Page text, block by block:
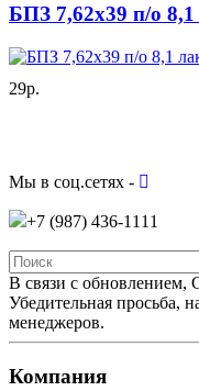
БПЗ 7,62х39 п/о
29р.
Мы в соц.сетях -
+7 (987) 436-1111
В связи с обновлением,
Убедительная просьба,
менеджеров.
Компания